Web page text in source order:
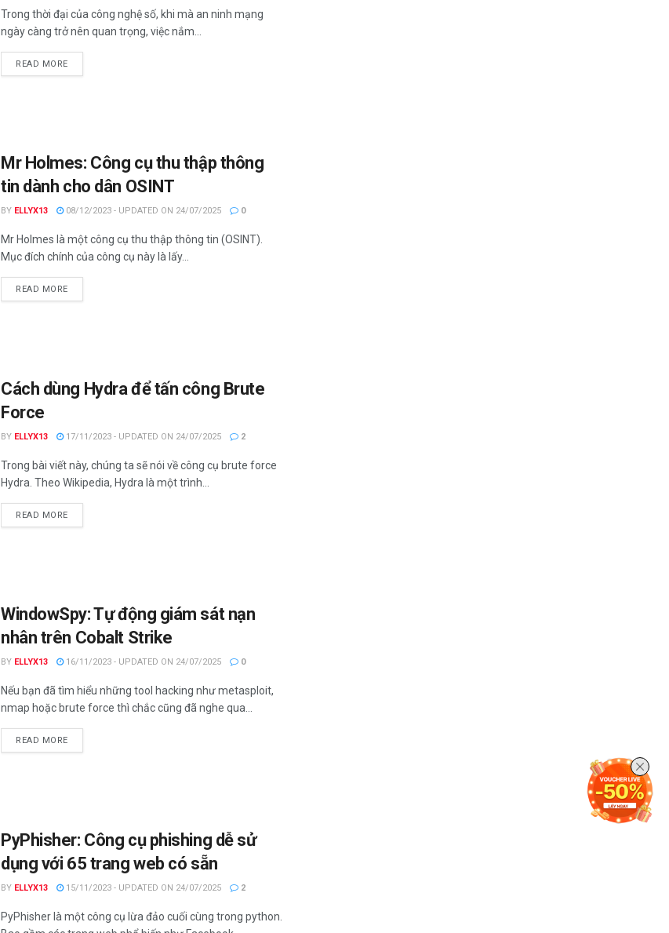
Trong thời đại của công nghệ số, khi mà an ninh mạng
ngày càng trở nên quan trọng, việc nắm...
READ MOREDETAILS
Mr Holmes: Công cụ thu thập thông
tin dành cho dân OSINT
BY ELLYX13 08/12/2023 - UPDATED ON 24/07/2025 0
Mr Holmes là một công cụ thu thập thông tin (OSINT).
Mục đích chính của công cụ này là lấy...
READ MOREDETAILS
Cách dùng Hydra để tấn công Brute
Force
BY ELLYX13 17/11/2023 - UPDATED ON 24/07/2025 2
Trong bài viết này, chúng ta sẽ nói về công cụ brute force
Hydra. Theo Wikipedia, Hydra là một trình...
READ MOREDETAILS
WindowSpy: Tự động giám sát nạn
nhân trên Cobalt Strike
BY ELLYX13 16/11/2023 - UPDATED ON 24/07/2025 0
Nếu bạn đã tìm hiểu những tool hacking như metasploit,
nmap hoặc brute force thì chắc cũng đã nghe qua...
READ MOREDETAILS
PyPhisher: Công cụ phishing dễ sử
dụng với 65 trang web có sẵn
BY ELLYX13 15/11/2023 - UPDATED ON 24/07/2025 2
PyPhisher là một công cụ lừa đảo cuối cùng trong python.